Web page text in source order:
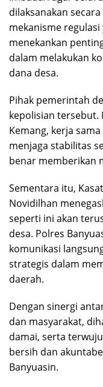
dilaksanakan
mekanisme
menekankan
dalam melakukan
dana desa.
Pihak pemerintah
kepolisian tersebut.
Kemang, kerja
menjaga stabilitas
benar memberikan
Sementara itu,
Novidilhan
seperti ini akan
desa. Polres
komunikasi
strategis dalam
daerah.
Dengan sinergi
dan masyarakat,
damai, serta
bersih dan
Banyuasin.